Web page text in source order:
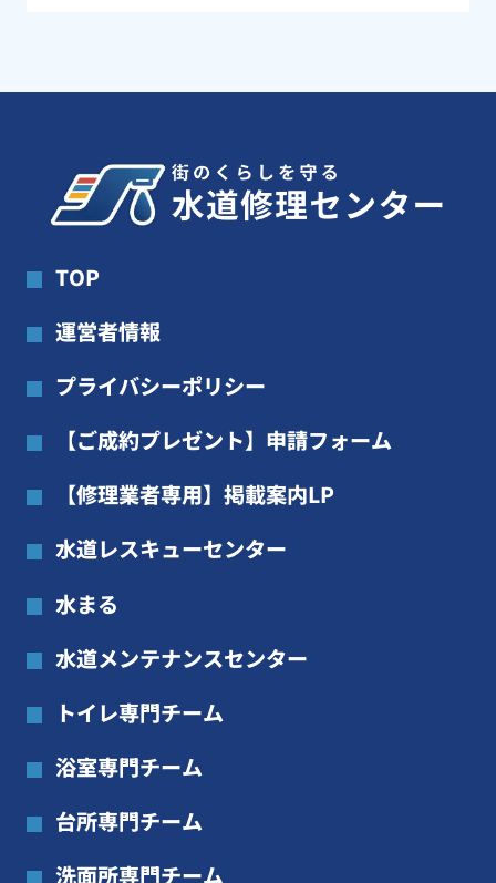
TOP
運営者情報
プライバシーポリシー
【ご成約プレゼント】申請フォーム
【修理業者専用】掲載案内LP
水道レスキューセンター
水まる
水道メンテナンスセンター
トイレ専門チーム
浴室専門チーム
台所専門チーム
洗面所専門チーム